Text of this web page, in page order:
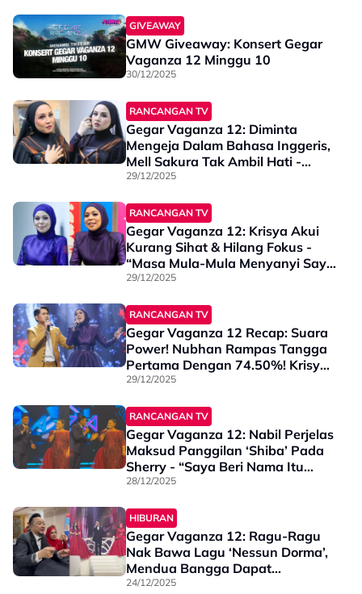
GIVEAWAY
GMW Giveaway: Konsert Gegar
Vaganza 12 Minggu 10
30/12/2025
RANCANGAN TV
Gegar Vaganza 12: Diminta
Mengeja Dalam Bahasa Inggeris,
Mell Sakura Tak Ambil Hati -
“Bukan Memalukan, Tak Dapat
29/12/2025
RANCANGAN TV
Gegar Vaganza 12: Krisya Akui
Kurang Sihat & Hilang Fokus -
“Masa Mula-Mula Menyanyi Saya
Boleh Dengar…”
29/12/2025
RANCANGAN TV
Gegar Vaganza 12 Recap: Suara
Power! Nubhan Rampas Tangga
Pertama Dengan 74.50%! Krisya
Tersingkir... Semak Markah Penuh
29/12/2025
RANCANGAN TV
Gegar Vaganza 12: Nabil Perjelas
Maksud Panggilan ‘Shiba’ Pada
Sherry - “Saya Beri Nama Itu
Pada Dia Sebab…”
28/12/2025
HIBURAN
Gegar Vaganza 12: Ragu-Ragu
Nak Bawa Lagu ‘Nessun Dorma’,
Mendua Bangga Dapat
Sampaikan Dengan Baik -
24/12/2025